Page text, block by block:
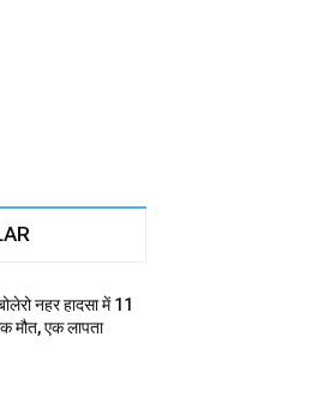
नहर हादसा में 11
मौत, एक लापता